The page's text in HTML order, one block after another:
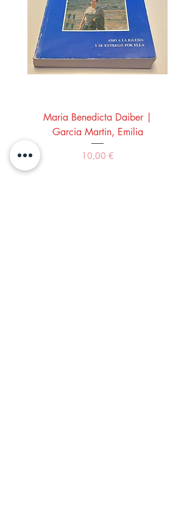
Maria Benedicta Daiber |
Garcia Martin, Emilia
Precio
10,00 €